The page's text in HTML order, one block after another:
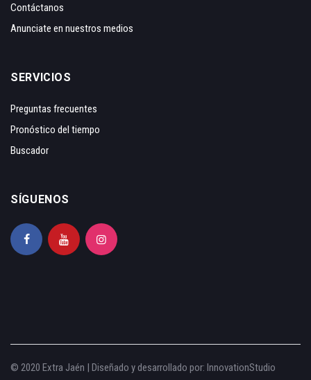
Contáctanos
Anunciate en nuestros medios
SERVICIOS
Preguntas frecuentes
Pronóstico del tiempo
Buscador
SÍGUENOS
© 2020 Extra Jaén | Diseñado y desarrollado por: InnovationStudio